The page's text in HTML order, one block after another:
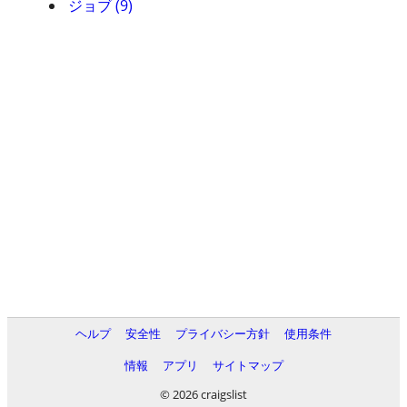
ジョブ (9)
ヘルプ 安全性 プライバシー方針
使用条件
情報
アプリ
サイトマップ
© 2026 craigslist